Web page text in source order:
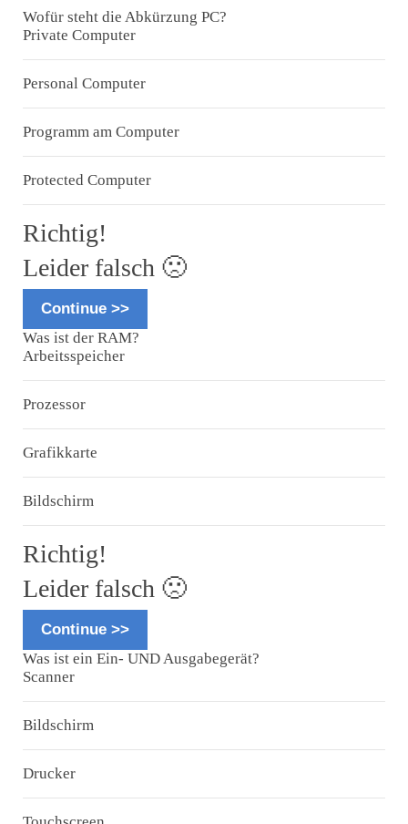
Wofür steht die Abkürzung PC?
Private Computer
Personal Computer
Programm am Computer
Protected Computer
Richtig!
Leider falsch 🙁
Continue >>
Was ist der RAM?
Arbeitsspeicher
Prozessor
Grafikkarte
Bildschirm
Richtig!
Leider falsch 🙁
Continue >>
Was ist ein Ein- UND Ausgabegerät?
Scanner
Bildschirm
Drucker